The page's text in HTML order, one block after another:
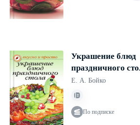
Украшение блюд
праздничного
Е. А. Бойко
По подписке